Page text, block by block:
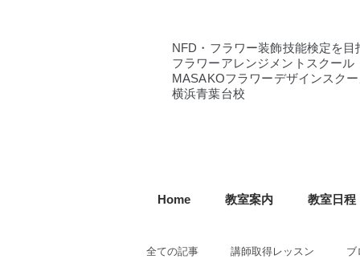
NFD・フラワー装飾技能検定を目
フラワーアレンジメントスクール
MASAKOフラワーデザインスク
横浜青葉台校
Home 教室案内 教室日程
全ての記事 講師取得レッスン ブ